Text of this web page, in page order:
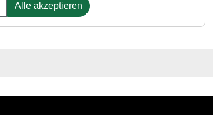
Alle akzeptieren